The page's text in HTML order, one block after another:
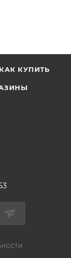
КАК КУПИТЬ